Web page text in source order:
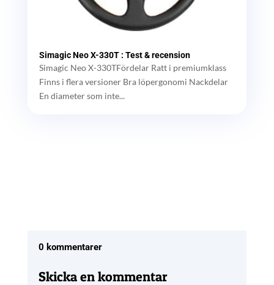
Simagic Neo X-330T : Test & recension
Simagic Neo X-330TFördelar Ratt i premiumklass
Finns i flera versioner Bra löpergonomi Nackdelar
En diameter som inte...
0 kommentarer
Skicka en kommentar